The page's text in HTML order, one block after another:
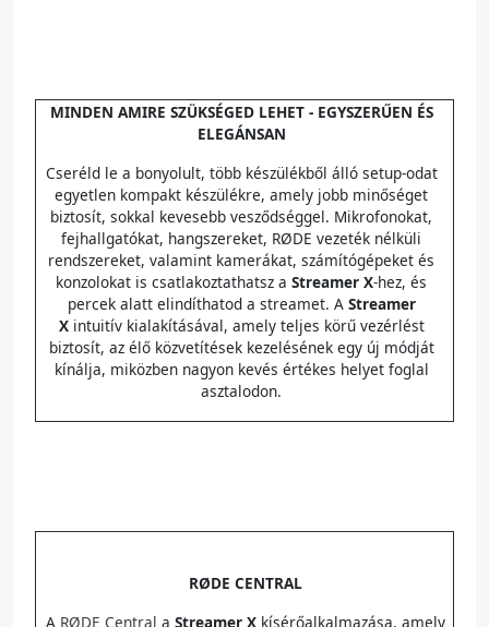
MINDEN AMIRE SZÜKSÉGED LEHET - EGYSZERŰEN ÉS
ELEGÁNSAN
Cseréld le a bonyolult, több készülékből álló setup-odat
egyetlen kompakt készülékre, amely jobb minőséget
biztosít, sokkal kevesebb vesződséggel. Mikrofonokat,
fejhallgatókat, hangszereket, RØDE vezeték nélküli
rendszereket, valamint kamerákat, számítógépeket és
konzolokat is csatlakoztathatsz a Streamer X-hez, és
percek alatt elindíthatod a streamet. A Streamer
Xintuitív kialakításával, amely teljes körű vezérlést
biztosít, az élő közvetítések kezelésének egy új módját
kínálja, miközben nagyon kevés értékes helyet foglal
asztalodon.
RØDE CENTRAL
A RØDE Central a Streamer X kísérőalkalmazása, amely